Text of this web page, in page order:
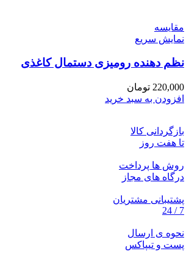
مقايسه
نمایش سریع
نظم دهنده رومیزی دستمال کاغذی
220,000 تومان
افزودن به سبد خرید
بازگردانی کالا
تا هفت روز
روش ها پرداخت
درگاه های مجاز
پشتیبانی مشتریان
7 / 24
نحوه ی ارسال
پست و تیپاکس